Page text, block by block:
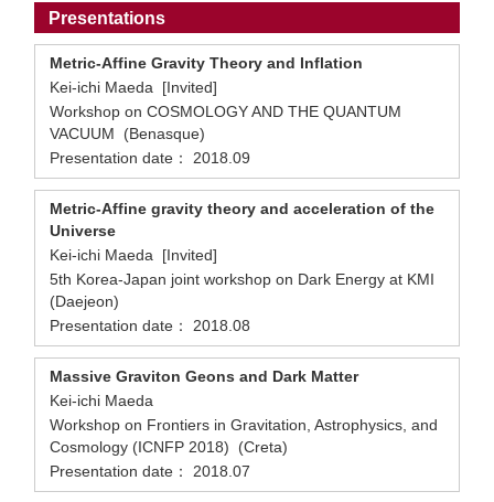
Presentations
Metric-Affine Gravity Theory and Inflation
Kei-ichi Maeda [Invited]
Workshop on COSMOLOGY AND THE QUANTUM
VACUUM (Benasque)
Presentation date： 2018.09
Metric-Affine gravity theory and acceleration of the
Universe
Kei-ichi Maeda [Invited]
5th Korea-Japan joint workshop on Dark Energy at KMI
(Daejeon)
Presentation date： 2018.08
Massive Graviton Geons and Dark Matter
Kei-ichi Maeda
Workshop on Frontiers in Gravitation, Astrophysics, and
Cosmology (ICNFP 2018) (Creta)
Presentation date： 2018.07